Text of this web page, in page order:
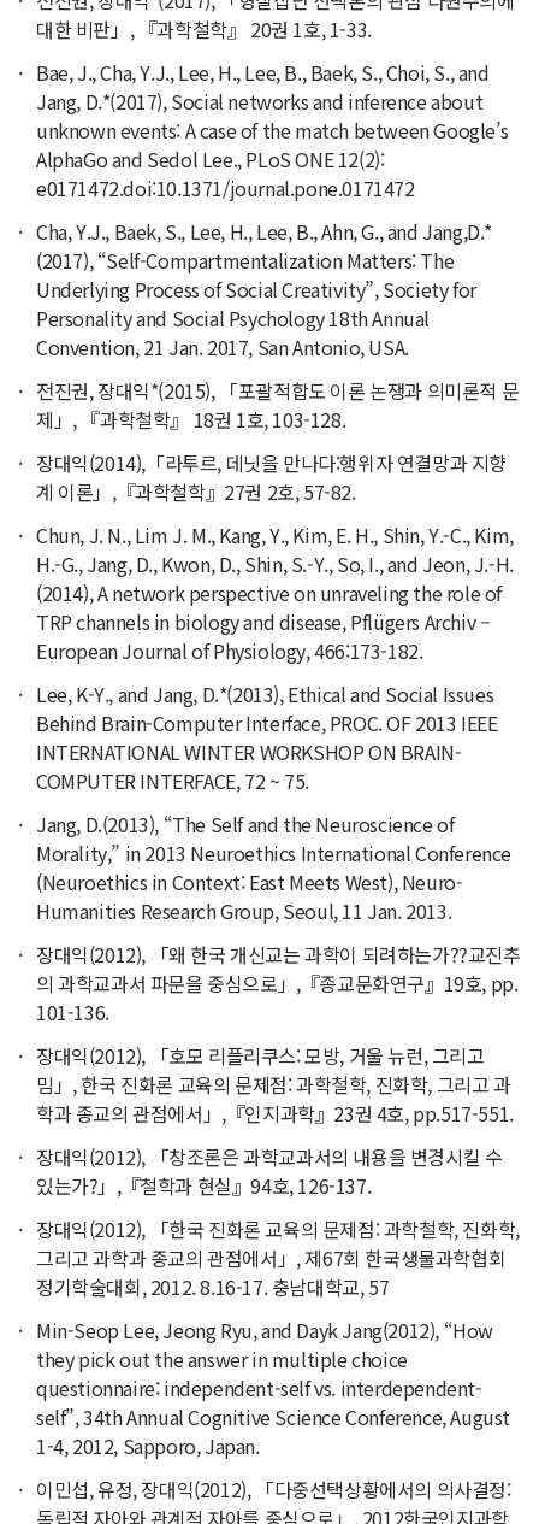
대한 비판」, 『과학철학』 20권 1호, 1-33.
Bae, J., Cha, Y.J., Lee, H., Lee, B., Baek, S., Choi, S., and
Jang, D.*(2017), Social networks and inference about
unknown events: A case of the match between Google’s
AlphaGo and Sedol Lee., PLoS ONE 12(2):
e0171472.doi:10.1371/journal.pone.0171472
Cha, Y.J., Baek, S., Lee, H., Lee, B., Ahn, G., and Jang,D.*
(2017), “Self-Compartmentalization Matters: The
Underlying Process of Social Creativity”, Society for
Personality and Social Psychology 18th Annual
Convention, 21 Jan. 2017, San Antonio, USA.
전진권, 장대익*(2015), 「포괄적합도 이론 논쟁과 의미론적 문
제」, 『과학철학』 18권 1호, 103-128.
장대익(2014),「라투르, 데닛을 만나다:행위자 연결망과 지향
계 이론」,『과학철학』27권 2호, 57-82.
Chun, J. N., Lim J. M., Kang, Y., Kim, E. H., Shin, Y.-C., Kim,
H.-G., Jang, D., Kwon, D., Shin, S.-Y., So, I., and Jeon, J.-H.
(2014), A network perspective on unraveling the role of
TRP channels in biology and disease, Pflügers Archiv –
European Journal of Physiology, 466:173-182.
Lee, K-Y., and Jang, D.*(2013), Ethical and Social Issues
Behind Brain-Computer Interface, PROC. OF 2013 IEEE
INTERNATIONAL WINTER WORKSHOP ON BRAIN-
COMPUTER INTERFACE, 72 ~ 75.
Jang, D.(2013), “The Self and the Neuroscience of
Morality,” in 2013 Neuroethics International Conference
(Neuroethics in Context: East Meets West), Neuro-
Humanities Research Group, Seoul, 11 Jan. 2013.
장대익(2012), 「왜 한국 개신교는 과학이 되려하는가??교진추
의 과학교과서 파문을 중심으로」,『종교문화연구』19호, pp.
101-136.
장대익(2012), 「호모 리플리쿠스: 모방, 거울 뉴런, 그리고
밈」, 한국 진화론 교육의 문제점: 과학철학, 진화학, 그리고 과
학과 종교의 관점에서」,『인지과학』23권 4호, pp.517-551.
장대익(2012), 「창조론은 과학교과서의 내용을 변경시킬 수
있는가?」,『철학과 현실』94호, 126-137.
장대익(2012), 「한국 진화론 교육의 문제점: 과학철학, 진화학,
그리고 과학과 종교의 관점에서」, 제67회 한국생물과학협회
정기학술대회, 2012. 8.16-17. 충남대학교, 57
Min-Seop Lee, Jeong Ryu, and Dayk Jang(2012), “How
they pick out the answer in multiple choice
questionnaire: independent-self vs. interdependent-
self”, 34th Annual Cognitive Science Conference, August
1-4, 2012, Sapporo, Japan.
이민섭, 유정, 장대익(2012), 「다중선택상황에서의 의사결정: